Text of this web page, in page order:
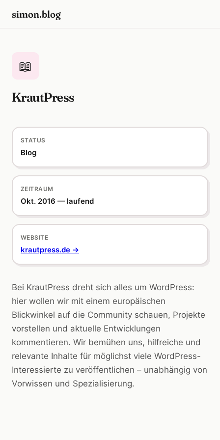
simon.blog
📖
KrautPress
STATUS
Blog
ZEITRAUM
Okt. 2016 — laufend
WEBSITE
krautpress.de →
Bei KrautPress dreht sich alles um WordPress:
hier wollen wir mit einem europäischen
Blickwinkel auf die Community schauen, Projekte
vorstellen und aktuelle Entwicklungen
kommentieren. Wir bemühen uns, hilfreiche und
relevante Inhalte für möglichst viele WordPress-
Interessierte zu veröffentlichen – unabhängig von
Vorwissen und Spezialisierung.